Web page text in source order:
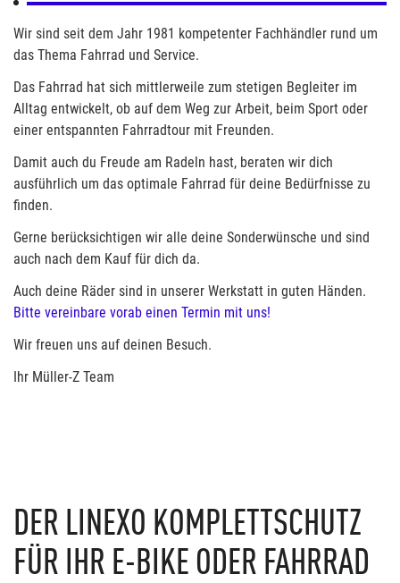
Wir sind seit dem Jahr 1981 kompetenter Fachhändler rund um
das Thema Fahrrad und Service.
Das Fahrrad hat sich mittlerweile zum stetigen Begleiter im
Alltag entwickelt, ob auf dem Weg zur Arbeit, beim Sport oder
einer entspannten Fahrradtour mit Freunden.
Damit auch du Freude am Radeln hast, beraten wir dich
ausführlich um das optimale Fahrrad für deine Bedürfnisse zu
finden.
Gerne berücksichtigen wir alle deine Sonderwünsche und sind
auch nach dem Kauf für dich da.
Auch deine Räder sind in unserer Werkstatt in guten Händen.
Bitte vereinbare vorab einen Termin mit uns!
Wir freuen uns auf deinen Besuch.
Ihr Müller-Z Team
DER LINEXO KOMPLETTSCHUTZ
FÜR IHR E-BIKE ODER FAHRRAD